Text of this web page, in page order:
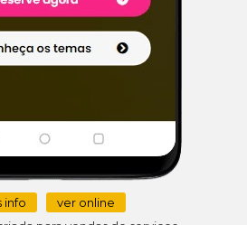
info
ver online